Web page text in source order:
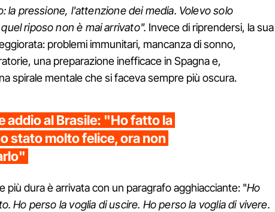
la pressione, l'attenzione dei media. Volevo solo
riposo non è mai arrivato". Invece di riprendersi, la sua
problemi immunitari, mancanza di sonno,
una preparazione inefficace in Spagna e,
spirale mentale che si faceva sempre più oscura.
addio al Brasile: "Ho fatto la
stato molto felice, ora non
più dura è arrivata con un paragrafo agghiacciante: "Ho
Ho perso la voglia di uscire. Ho perso la voglia di vivere.